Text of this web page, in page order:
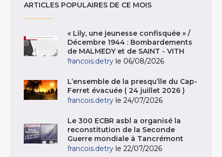
ARTICLES POPULAIRES DE CE MOIS
« Lily, une jeunesse confisquée » /
Décembre 1944 : Bombardements
de MALMEDY et de SAINT - VITH
francois.detry le 06/08/2026
L’ensemble de la presqu’île du Cap-
Ferret évacuée ( 24 juillet 2026 )
francois.detry le 24/07/2026
Le 300 ECBR asbl a organisé la
reconstitution de la Seconde
Guerre mondiale à Tancrémont
francois.detry le 22/07/2026